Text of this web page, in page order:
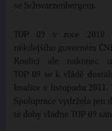
se Schwarzenbergem.
TOP 09 v roce 2010
někdejšího guvernéra
Koalici ale nakonec
TOP 09 se k vládě
koalice v listopadu 2011.
Spolupráce vydržela jen
té doby vládne TOP 09